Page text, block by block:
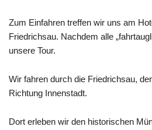
Zum Einfahren treffen wir uns am
Friedrichsau. Nachdem alle
unsere Tour.
Wir fahren durch die Friedrichsau,
Richtung Innenstadt.
Dort erleben wir den historischen